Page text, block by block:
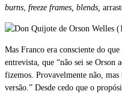
burns freeze frames, blends,
Mas Franco era consciente do
entrevista, que “não sei se Orson
fizemos. Provavelmente não,
versão.” Desde cedo que o